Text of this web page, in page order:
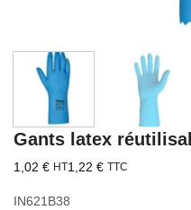
Gants latex
1,02 € HT1,22 € TTC
IN621B38